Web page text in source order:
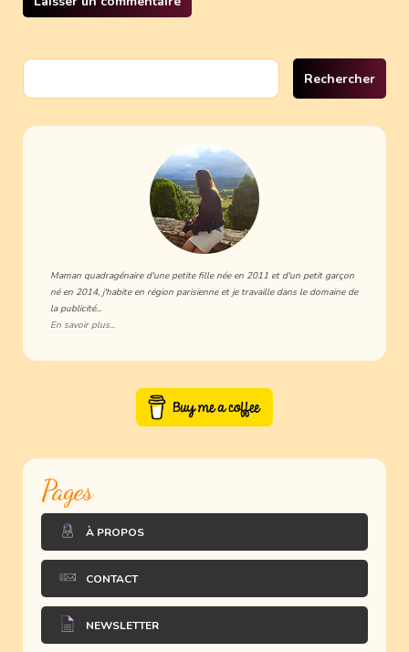
Rechercher :
Maman quadragénaire d'une petite fille née en 2011 et d'un petit garçon
né en 2014, j'habite en région parisienne et je travaille dans le domaine de
la publicité...
En savoir plus...
Pages
À PROPOS
CONTACT
NEWSLETTER